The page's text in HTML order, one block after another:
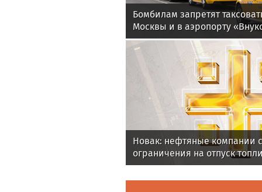
Бомбилам запретят
Москвы и в аэропорту
Новак: нефтяные компании
ограничения на отпуск